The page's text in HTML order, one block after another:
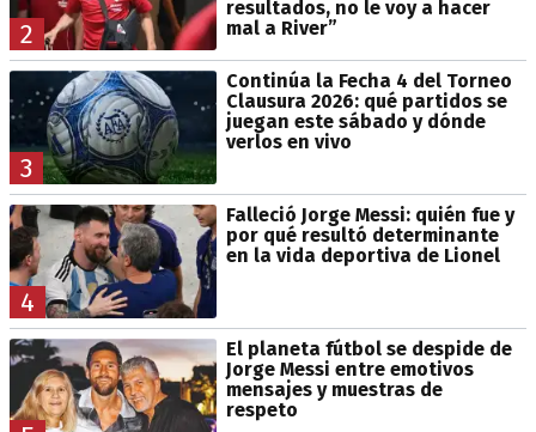
2
resultados, no le voy a hacer
mal a River”
3
Continúa la Fecha 4 del Torneo
Clausura 2026: qué partidos se
juegan este sábado y dónde
verlos en vivo
4
Falleció Jorge Messi: quién fue y
por qué resultó determinante
en la vida deportiva de Lionel
El planeta fútbol se despide de
Jorge Messi entre emotivos
mensajes y muestras de
respeto